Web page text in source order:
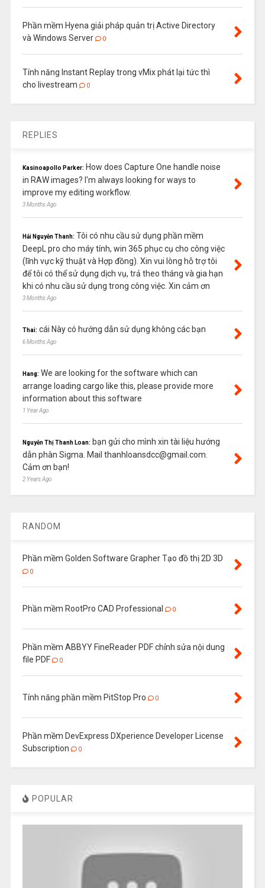
Phần mềm Hyena giải pháp quản trị Active Directory
và Windows Server
0
Tính năng Instant Replay trong vMix phát lại tức thì
cho livestream
0
REPLIES
Kasinoapollo Parker: How does Capture One handle noise
in RAW images? I'm always looking for ways to
improve my editing workflow.
3 Months Ago
Hải Nguyễn Thanh: Tôi có nhu cầu sử dụng phần mềm
DeepL pro cho máy tính, win 365 phục cụ cho công việc
(lĩnh vực kỹ thuật và Hợp đồng). Xin vui lòng hỗ trợ tôi
để tôi có thể sử dụng dịch vụ, trả theo tháng và gia hạn
khi có nhu cầu sử dụng trong công việc. Xin cảm ơn
3 Months Ago
Thai: cái Này có hướng dẫn sử dụng không các bạn
6 Months Ago
Hang: We are looking for the software which can
arrange loading cargo like this, please provide more
information about this software
1 Year Ago
Nguyễn Thị Thanh Loan: bạn gửi cho mình xin tài liệu hướng
dẫn phàn Sigma. Mail thanhloansdcc@gmail.com.
Cảm ơn bạn!
2 Years Ago
RANDOM
Phần mềm Golden Software Grapher Tạo đồ thị 2D 3D
0
Phần mềm RootPro CAD Professional 0
Phần mềm ABBYY FineReader PDF chỉnh sửa nội dung
file PDF
0
Tính năng phần mềm PitStop Pro 0
Phần mềm DevExpress DXperience Developer License
Subscription
0
POPULAR